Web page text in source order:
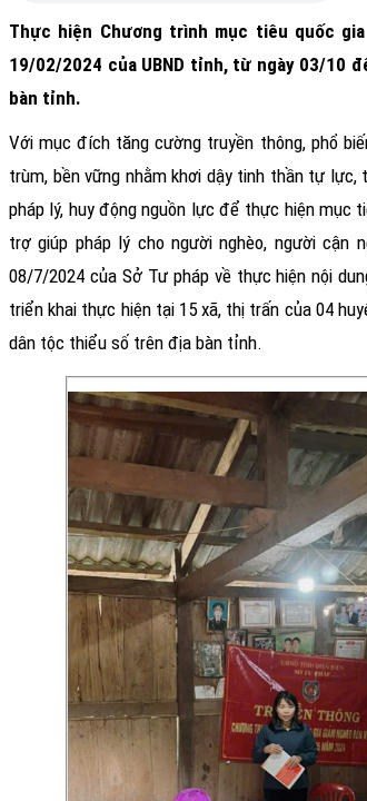
Thực hiện Chương trình mục tiêu quốc
19/02/2024 của UBND tỉnh, từ ngày 03/10
bàn tỉnh.
Với mục đích tăng cường truyền thông, phổ
trùm, bền vững nhằm khơi dậy tinh thần tự
pháp lý, huy động nguồn lực để thực hiện mục
trợ giúp pháp lý cho người nghèo, người cận
08/7/2024 của Sở Tư pháp về thực hiện nội
triển khai thực hiện tại 15 xã, thị trấn của 04
dân tộc thiểu số trên địa bàn tỉnh.